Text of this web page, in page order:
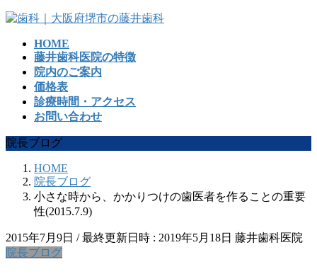
コ
ッ
プ
ナ
移
動
HOME
藤井歯科医院の特徴
院内のご案内
価格表
診療時間・アクセス
お問い合わせ
院長ブログ
HOME
院長ブログ
小さな時から、かかりつけの歯医者を作ることの重要
性(2015.7.9)
2015年7月9日 / 最終更新日時 : 2019年5月18日 藤井歯科医院
院長ブログ